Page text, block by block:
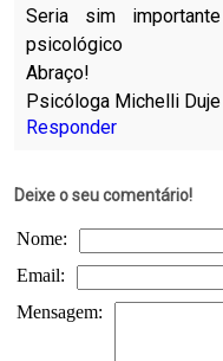
Seria sim
psicológico
Abraço!
Psicóloga Michelli Duje
Responder
Deixe o seu comentário!
Nome:
Email:
Mensagem: